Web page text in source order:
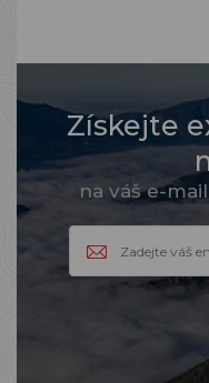
Získejte
na váš e-